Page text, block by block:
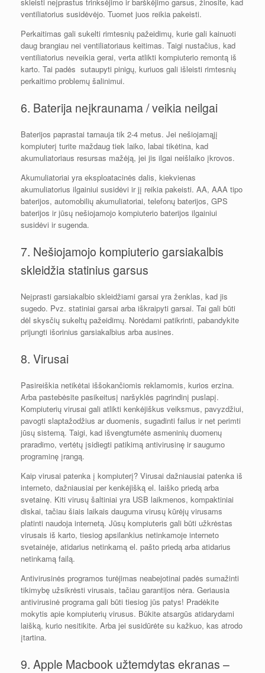
ventiliatorius susidėvėjo. Tuomet juos reikia pakeisti.
Perkaitimas gali sukelti rimtesnių pažeidimų, kurie gali kainuoti
daug brangiau nei ventiliatoriaus keitimas. Taigi nustačius, kad
ventiliatorius neveikia gerai, verta atlikti kompiuterio remontą iš
karto. Tai padės sutaupyti pinigų, kuriuos gali išleisti rimtesnių
perkaitimo problemų šalinimui.
6. Baterija neįkraunama / veikia neilgai
Baterijos paprastai tarnauja tik 2-4 metus. Jei nešiojamąjį
kompiuterį turite maždaug tiek laiko, labai tikėtina, kad
akumuliatoriaus resursas mažėją, jei jis ilgai neišlaiko įkrovos.
Akumuliatoriai yra eksploatacinės dalis, kiekvienas
akumuliatorius ilgainiui susidėvi ir jį reikia pakeisti. AA, AAA tipo
baterijos, automobilių akumuliatoriai, telefonų baterijos, GPS
baterijos ir jūsų nešiojamojo kompiuterio baterijos ilgainiui
susidėvi ir sugenda.
7. Nešiojamojo kompiuterio garsiakalbis
skleidžia statinius garsus
Neįprasti garsiakalbio skleidžiami garsai yra ženklas, kad jis
sugedo. Pvz. statiniai garsai arba iškraipyti garsai. Tai gali būti
dėl skysčių sukeltų pažeidimų. Norėdami patikrinti, pabandykite
prijungti išorinius garsiakalbius arba ausines.
8. Virusai
Pasireiškia netikėtai iššokančiomis reklamomis, kurios erzina.
Arba pastebėsite pasikeitusį naršyklės pagrindinį puslapį.
Kompiuterių virusai gali atlikti kenkėjiškus veiksmus, pavyzdžiui,
pavogti slaptažodžius ar duomenis, sugadinti failus ir net perimti
jūsų sistemą. Taigi, kad išvengtumėte asmeninių duomenų
praradimo, vertėtų įsidiegti patikimą antivirusinę ir saugumo
programinę įrangą.
Kaip virusai patenka į kompiuterį? Virusai dažniausiai patenka iš
interneto, dažniausiai per kenkėjišką el. laiško priedą arba
svetainę. Kiti virusų šaltiniai yra USB laikmenos, kompaktiniai
diskai, tačiau šiais laikais dauguma virusų kūrėjų virusams
platinti naudoja internetą. Jūsų kompiuteris gali būti užkrėstas
virusais iš karto, tiesiog apsilankius netinkamoje interneto
svetainėje, atidarius netinkamą el. pašto priedą arba atidarius
netinkamą failą.
Antivirusinės programos turėjimas neabejotinai padės sumažinti
tikimybę užsikrėsti virusais, tačiau garantijos nėra. Geriausia
antivirusinė programa gali būti tiesiog jūs patys! Pradėkite
mokytis apie kompiuterių virusus. Būkite atsargūs atidarydami
laišką, kurio nesitikite. Arba jei susidūrėte su kažkuo, kas atrodo
įtartina.
9. Apple Macbook užtemdytas ekranas –